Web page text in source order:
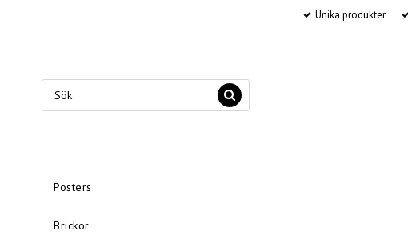
Unika produkter
Posters
Brickor